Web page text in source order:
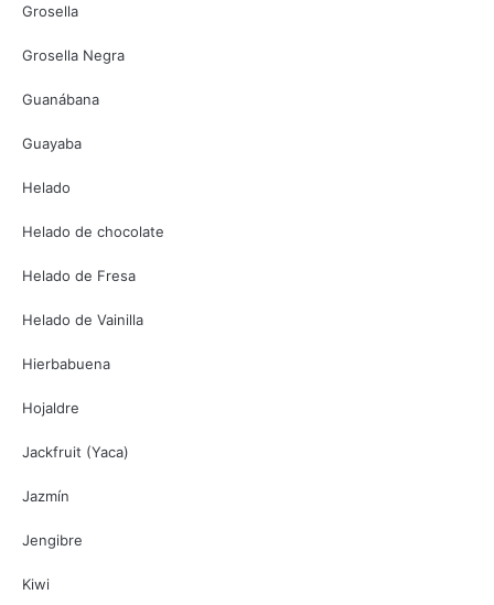
Grosella
Grosella Negra
Guanábana
Guayaba
Helado
Helado de chocolate
Helado de Fresa
Helado de Vainilla
Hierbabuena
Hojaldre
Jackfruit (Yaca)
Jazmín
Jengibre
Kiwi